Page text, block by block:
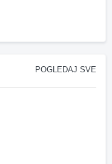
POGLEDAJ SVE